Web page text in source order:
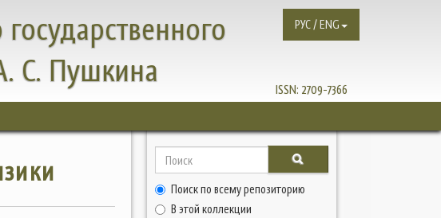
С. Пушкина
ISSN: 2709-7366
РУС / ENG
Поиск по всему репозиторию
В этой коллекции